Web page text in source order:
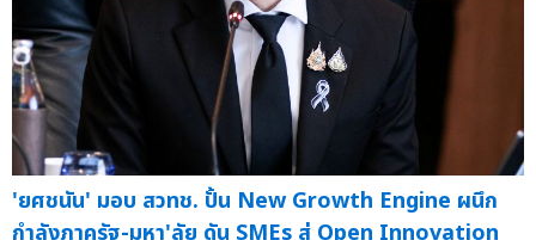
'ยศชนัน' มอบ สวทช. ปั้น New Growth Engine ผนึก